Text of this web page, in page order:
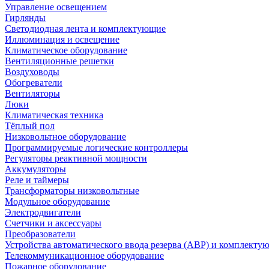
Управление освещением
Гирлянды
Светодиодная лента и комплектующие
Иллюминация и освещение
Климатическое оборудование
Вентиляционные решетки
Воздуховоды
Обогреватели
Вентиляторы
Люки
Климатическая техника
Тёплый пол
Низковольтное оборудование
Программируемые логические контроллеры
Регуляторы реактивной мощности
Аккумуляторы
Реле и таймеры
Трансформаторы низковольтные
Модульное оборудование
Электродвигатели
Счетчики и аксессуары
Преобразователи
Устройства автоматического ввода резерва (АВР) и
Телекоммуникационное оборудование
Пожарное оборудование